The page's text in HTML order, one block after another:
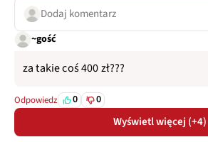
Dodaj komentarz
~gość
za takie coś 400 zł???
Odpowiedz 0 0
Wyświetl więcej (+4)